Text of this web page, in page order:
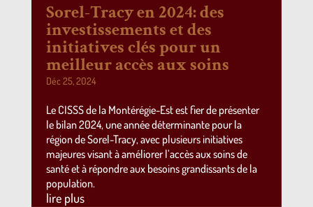
Sorel-Tracy en 2024: des
investissements et des
initiatives clés pour un
meilleur accès aux soins
Déc 25, 2024
Le CISSS de la Montérégie-Est est fier de présenter
le bilan 2024, une année déterminante pour la
région de Sorel-Tracy, avec plusieurs initiatives
majeures visant à améliorer l’accès aux soins de
santé et à répondre aux besoins grandissants de la
population.
lire plus